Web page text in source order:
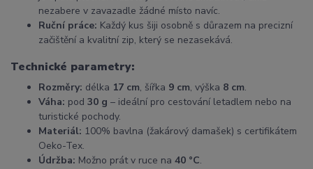
nezabere v zavazadle žádné místo navíc.
Ruční práce: Každý kus šiji osobně s důrazem na precizní
začištění a kvalitní zip, který se nezasekává.
Technické parametry:
Rozměry: délka 17 cm, šířka 9 cm, výška 8 cm.
Váha: pod 30 g – ideální pro cestování letadlem nebo na
turistické pochody.
Materiál: 100% bavlna (žakárový damašek) s certifikátem
Oeko-Tex.
Údržba: Možno prát v ruce na 40 °C.